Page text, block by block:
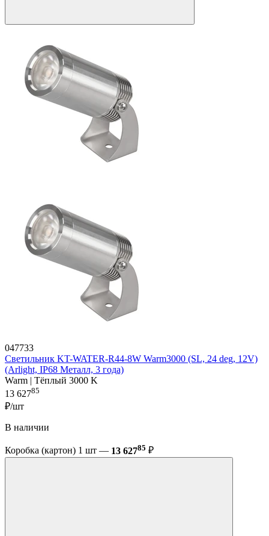
047733
Светильник KT-WATER-R44-8W Warm3000 (SL, 24 deg, 12V)
(Arlight, IP68 Металл, 3 года)
Warm | Тёплый 3000 K
13 62785
₽/шт
В наличии
Коробка (картон) 1 шт — 13 62785 ₽